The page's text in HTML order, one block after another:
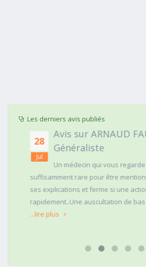
Les derniers avis publiés
28
Jul
Avis sur ARNAUD
Généraliste
Un médecin qui vous
suffisamment rare pour être
ses explications et ferme si une
rapidement..Une auscultation de bas
...lire plus